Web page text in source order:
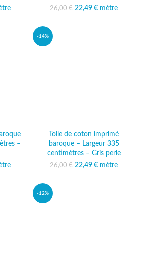
était :
Le prix
26,00€ Le prix initial était :
22,49 €
Le prix
mètre
–
était :
Le prix
-14%
Toile de coton imprimé
baroque – Largeur 335
centimètres – Gris perle
26,00€ Le prix initial était :
22,49 €
Le prix
mètre
-12%